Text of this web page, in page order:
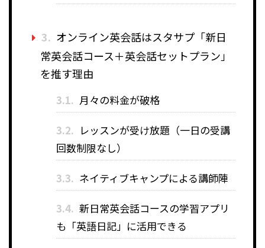
3. オンライン英会話はスタサプ「新日
常英会話コース＋英会話セットプラン」
を推す理由
3.1. 月々の料金が破格
3.2. レッスンが受け放題（一日の受講
回数制限なし）
3.3. ネイティブキャンプによる講師陣
3.4. 新日常英会話コースの学習アプリ
も「英語日記」に活用できる